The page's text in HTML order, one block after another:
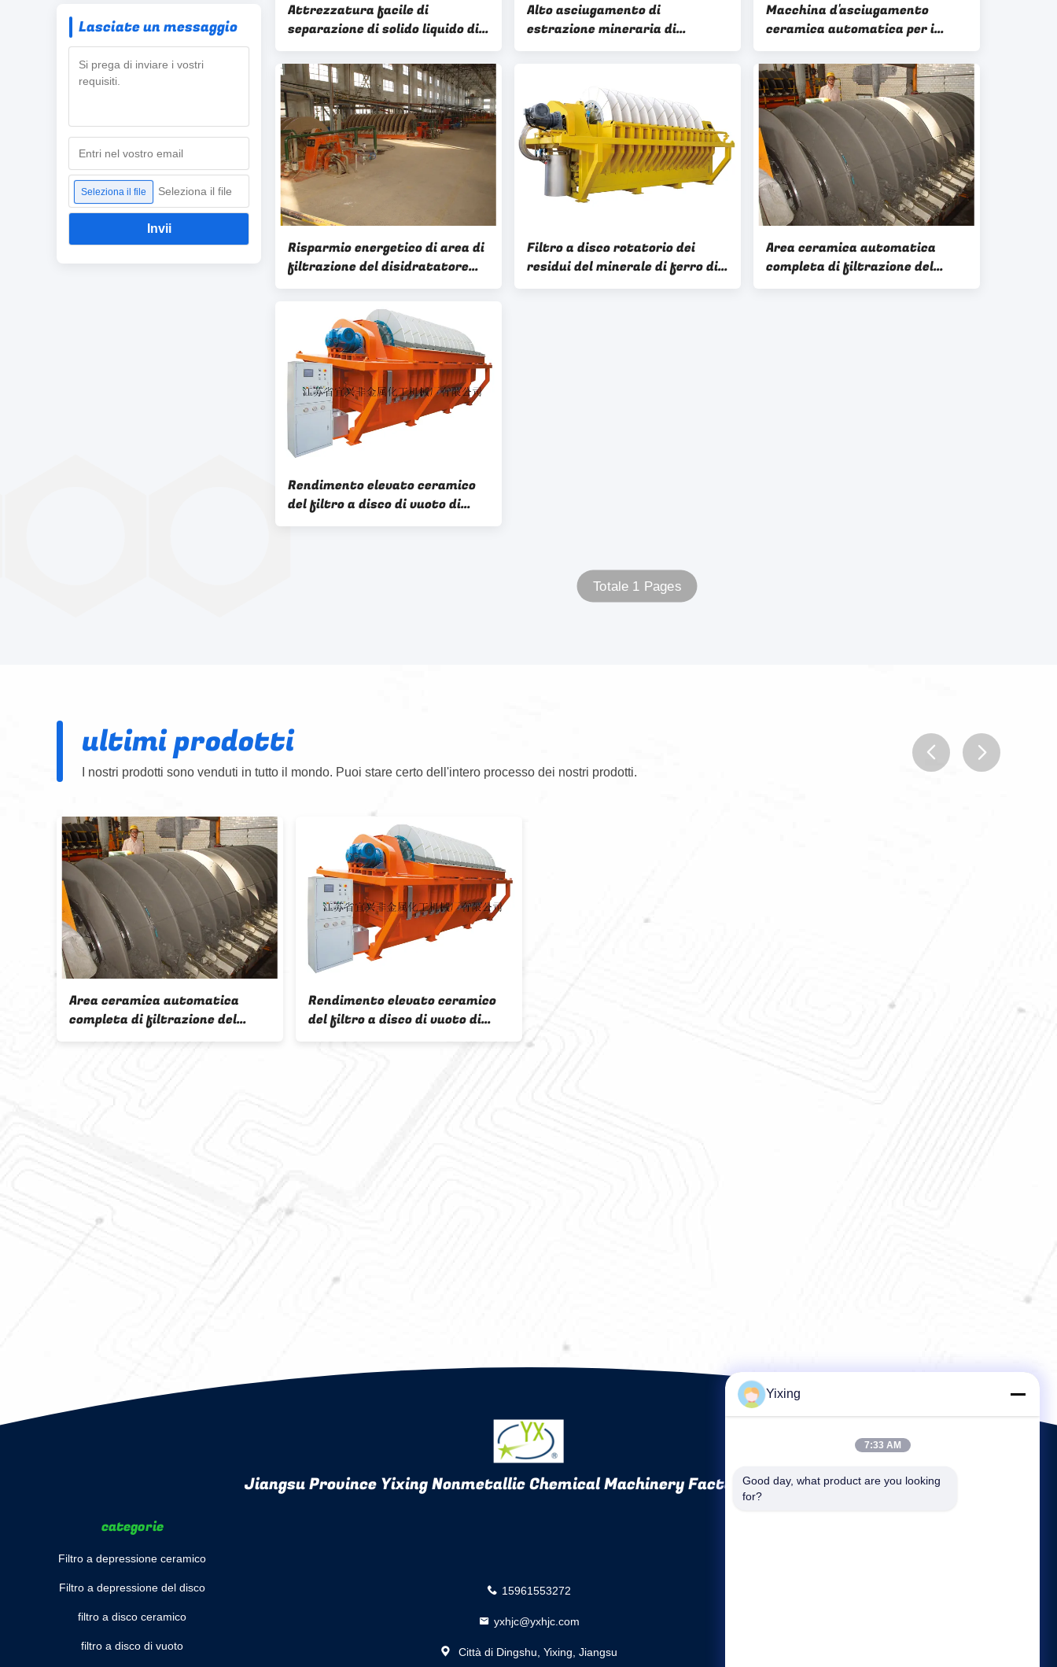
Lasciate un messaggio
Seleziona il file Seleziona il file
Invii
Attrezzatura facile di
separazione di solido liquido di
operazione, filtro a disco di
vuoto
Alto asciugamento di
estrazione mineraria di
produttività del HTG del disco
Macchina d'asciugamento
ceramica automatica per i
concentrati/parti incastrata
di un mattone in aggetto
Risparmio energetico di area di
filtrazione del disidratatore
1~240m2 di vuoto del disco del
minerale metallifero di
estrazione mineraria
Filtro a disco rotatorio dei
residui del minerale di ferro di
progettazione compatta,
Area ceramica automatica
completa di filtrazione del
filtrato della radura del
Rendimento elevato ceramico
del filtro a disco di vuoto di
High Tech per i residui separati
Totale 1 Pages
ultimi prodotti
I nostri prodotti sono venduti in tutto il mondo. Puoi stare certo dell'intero processo dei nostri prodotti.
Filtro a disco ceramico di alta
Jiangsu Province Yixing Nonmetallic Chemical Machinery Factory Co., Ltd
categorie
Filtro a depressione ceramico
Filtro a depressione del disco
filtro a disco ceramico
filtro a disco di vuoto
15961553272
yxhjc@yxhjc.com
Città di Dingshu, Yixing, Jiangsu
Yixing
7:33 AM
Good day, what product are you looking
for?